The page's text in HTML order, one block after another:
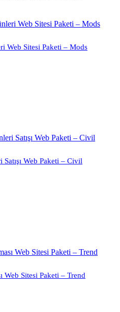
Web Sitesi Paketi – Mods
Web Paketi – Civil
Web Sitesi Paketi – Trend